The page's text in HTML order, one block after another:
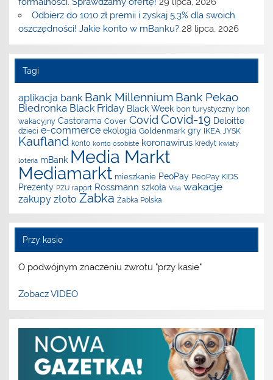
Odbierz do 1010 zł premii i zyskaj 5,3% dla swoich
oszczędności! Jakie konto w mBanku? 28 lipca, 2026
Tagi
aplikacja bank Bank Millennium Bank Pekao
Biedronka Black Friday Black Week bon turystyczny bon
wakacyjny Castorama Cover Covid Covid-19 Deloitte
dzieci e-commerce ekologia Goldenmark gry IKEA JYSK
Kaufland konto konto osobiste koronawirus kredyt kwiaty
loteria mBank Media Markt
Mediamarkt mieszkanie PeoPay PeoPay KIDS
Prezenty PZU raport Rossmann szkoła Visa wakacje
zakupy złoto Żabka Żabka Polska
Przy kasie
O podwójnym znaczeniu zwrotu "przy kasie"
Zobacz VIDEO